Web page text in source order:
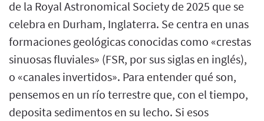
de la Royal Astronomical Society de 2025 que se
celebra en Durham, Inglaterra. Se centra en unas
formaciones geológicas conocidas como «crestas
sinuosas fluviales» (FSR, por sus siglas en inglés),
o «canales invertidos». Para entender qué son,
pensemos en un río terrestre que, con el tiempo,
deposita sedimentos en su lecho. Si esos